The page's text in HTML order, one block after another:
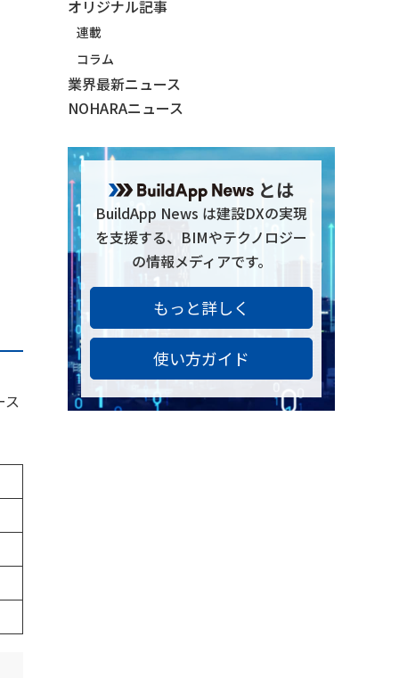
ス
オリジナル記事
連載
コラム
業界最新ニュース
NOHARAニュース
とは
BuildApp News は建設DXの実現
を支援する、BIMやテクノロジー
の情報メディアです。
もっと詳しく
使い方ガイド